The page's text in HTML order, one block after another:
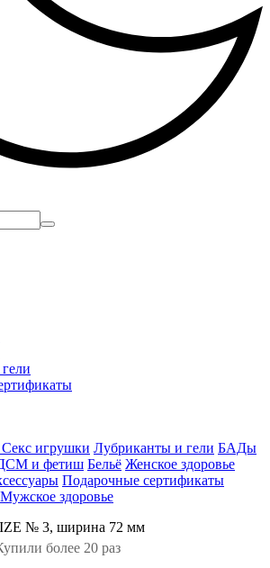
Секс игрушки Лубриканты и гели БАДы
и фетиш Бельё Женское здоровье
Подарочные сертификаты
Мужское здоровье
№ 3, ширина 72 мм
более 20 раз